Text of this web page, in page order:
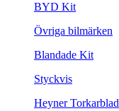
BYD Kit
Övriga bilmärken
Blandade Kit
Styckvis
Heyner Torkarblad